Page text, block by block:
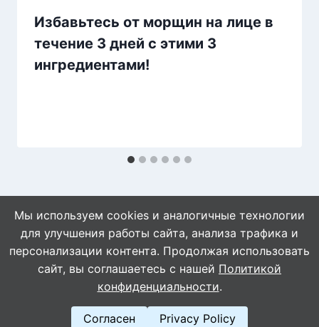
Избавьтесь от морщин на лице в
течение 3 дней с этими 3
ингредиентами!
© 2026 Naget.Ru
Мы используем cookies и аналогичные технологии
для улучшения работы сайта, анализа трафика и
персонализации контента. Продолжая использовать
сайт, вы соглашаетесь с нашей Политикой
конфиденциальности.
Согласен Privacy Policy